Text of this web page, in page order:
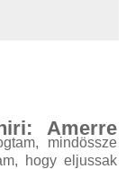
Amerre
mindössze
hogy eljussak